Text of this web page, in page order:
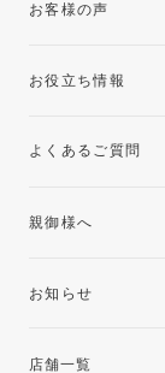
お客様の声
お役立ち情報
よくあるご質問
親御様へ
お知らせ
店舗一覧